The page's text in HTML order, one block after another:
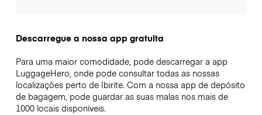
Descarregue a nossa app gratuita
Para uma maior comodidade, pode descarregar a app
LuggageHero, onde pode consultar todas as nossas
localizações perto de Ibirite. Com a nossa app de depósito
de bagagem, pode guardar as suas malas nos mais de
1000 locais disponíveis.